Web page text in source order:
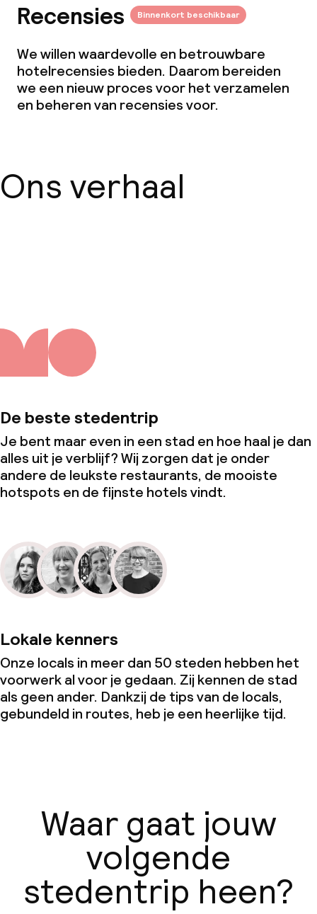
Recensies Binnenkort beschikbaar
We willen waardevolle en betrouwbare
hotelrecensies bieden. Daarom bereiden
we een nieuw proces voor het verzamelen
en beheren van recensies voor.
Ons verhaal
De beste stedentrip
Je bent maar even in een stad en hoe haal je dan
alles uit je verblijf? Wij zorgen dat je onder
andere de leukste restaurants, de mooiste
hotspots en de fijnste hotels vindt.
Lokale kenners
Onze locals in meer dan 50 steden hebben het
voorwerk al voor je gedaan. Zij kennen de stad
als geen ander. Dankzij de tips van de locals,
gebundeld in routes, heb je een heerlijke tijd.
Waar gaat jouw
volgende
stedentrip heen?